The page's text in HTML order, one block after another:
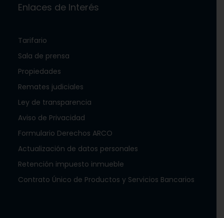
Enlaces de Interés
Tarifario
Sala de prensa
Propiedades
Remates judiciales
Ley de transparencia
Aviso de Privacidad
Formulario Derechos ARCO
Actualización de datos personales
Retención impuesto inmueble
Contrato Único de Productos y Servicios Bancarios